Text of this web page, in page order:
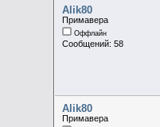
Alik80
Примавера
Оффлайн
Сообщений: 58
Alik80
Примавера